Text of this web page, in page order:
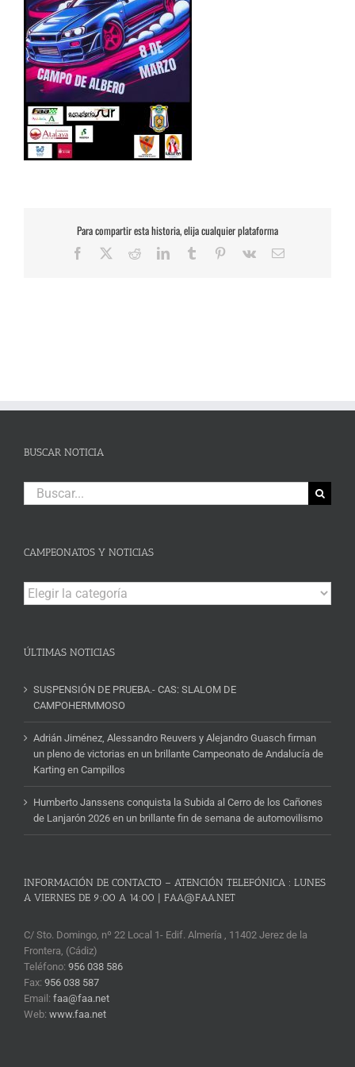
Para compartir esta historia, elija cualquier plataforma
Facebook RedditLinkedInTumblr Pinterest
Vk
Correo
BUSCAR NOTICIA
Buscar:
CAMPEONATOS Y NOTICIAS
Campeonatos
y
ÚLTIMAS NOTICIAS
SUSPENSIÓN DE PRUEBA.- CAS: SLALOM DE
CAMPOHERMMOSO
Adrián Jiménez, Alessandro Reuvers y Alejandro Guasch firman
un pleno de victorias en un brillante Campeonato de Andalucía de
Karting en Campillos
Humberto Janssens conquista la Subida al Cerro de los Cañones
de Lanjarón 2026 en un brillante fin de semana de automovilismo
INFORMACIÓN DE CONTACTO – ATENCIÓN TELEFÓNICA : LUNES
A VIERNES DE 9:00 A 14:00 | FAA@FAA.NET
C/ Sto. Domingo, nº 22 Local 1- Edif. Almería , 11402 Jerez de la
Frontera, (Cádiz)
Teléfono: 956 038 586
Fax: 956 038 587
Email: faa@faa.net
Web: www.faa.net